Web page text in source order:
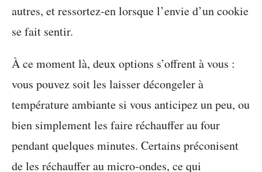
autres, et ressortez-en lorsque l’envie d’un cookie
se fait sentir.
À ce moment là, deux options s’offrent à vous :
vous pouvez soit les laisser décongeler à
température ambiante si vous anticipez un peu, ou
bien simplement les faire réchauffer au four
pendant quelques minutes. Certains préconisent
de les réchauffer au micro-ondes, ce qui